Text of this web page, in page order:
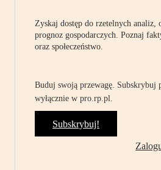
Zyskaj dostęp do rzetelnych
prognoz gospodarczych. Poznaj
oraz społeczeństwo.
Buduj swoją przewagę. Subskrybuj
wyłącznie w pro.rp.pl.
Subskrybuj!